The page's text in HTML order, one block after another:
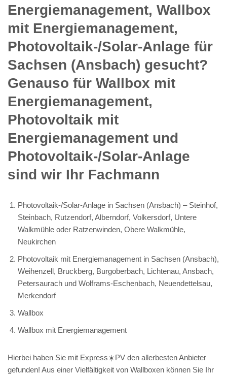
Energiemanagement, Wallbox
mit Energiemanagement,
Photovoltaik-/Solar-Anlage für
Sachsen (Ansbach) gesucht?
Genauso für Wallbox mit
Energiemanagement,
Photovoltaik mit
Energiemanagement und
Photovoltaik-/Solar-Anlage
sind wir Ihr Fachmann
Photovoltaik-/Solar-Anlage in Sachsen (Ansbach) – Steinhof,
Steinbach, Rutzendorf, Alberndorf, Volkersdorf, Untere
Walkmühle oder Ratzenwinden, Obere Walkmühle,
Neukirchen
Photovoltaik mit Energiemanagement in Sachsen (Ansbach),
Weihenzell, Bruckberg, Burgoberbach, Lichtenau, Ansbach,
Petersaurach und Wolframs-Eschenbach, Neuendettelsau,
Merkendorf
Wallbox
Wallbox mit Energiemanagement
Hierbei haben Sie mit Express☀️PV️ den allerbesten Anbieter
gefunden! Aus einer Vielfältigkeit von Wallboxen können Sie Ihr